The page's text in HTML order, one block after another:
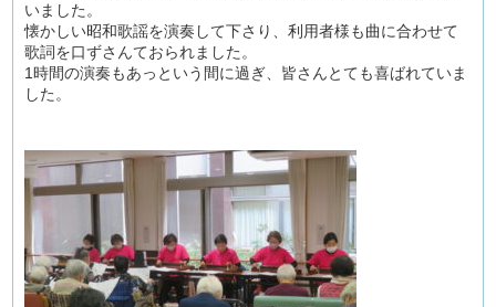
いました。
懐かしい昭和歌謡を演奏して下さり、利用者様も曲に合わせて
歌詞を口ずさんておられました。
1時間の演奏もあっという間に過ぎ、皆さんとても喜ばれていま
した。